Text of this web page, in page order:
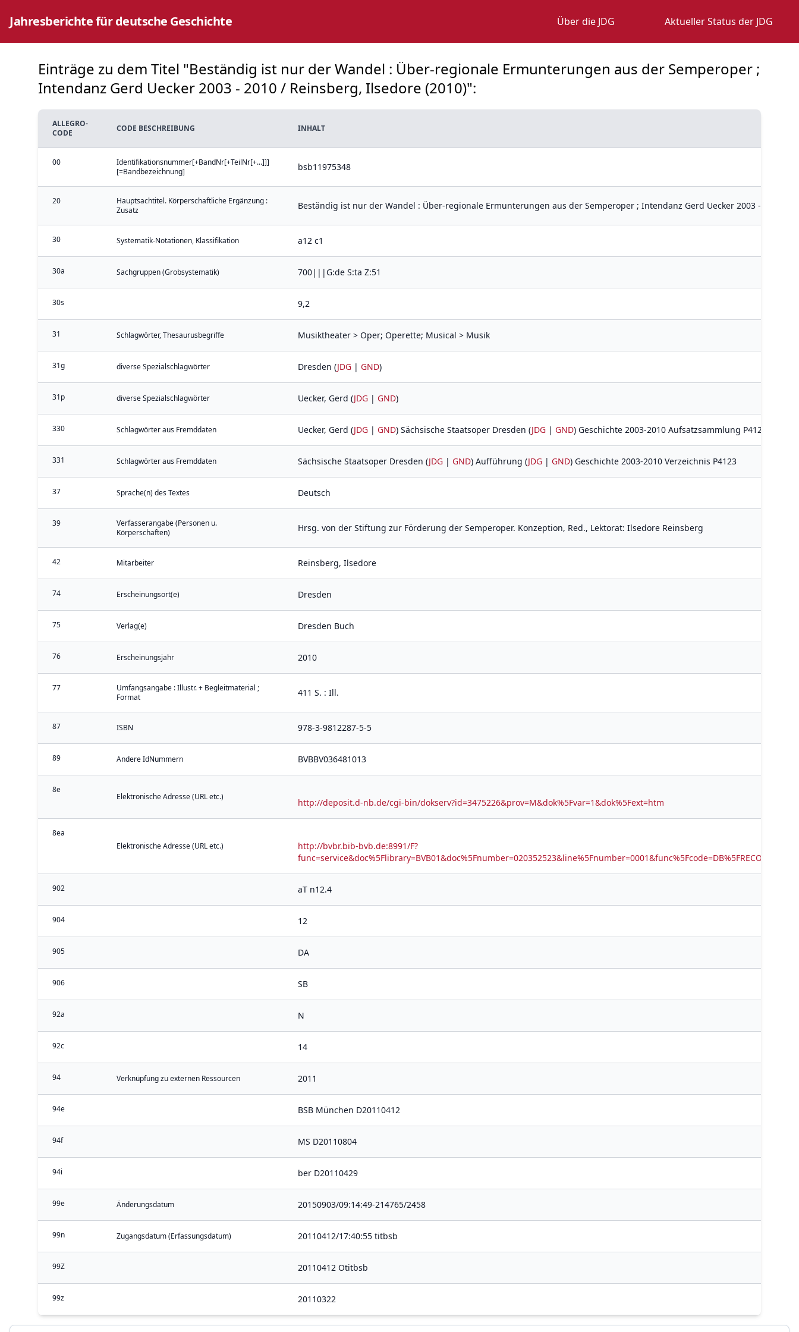
Jahresberichte für deutsche Geschichte Über die JDG Aktueller Status der JDG
Einträge zu dem Titel "Beständig ist nur der Wandel : Über-regionale Ermunterungen aus der Semperoper ;
Intendanz Gerd Uecker 2003 - 2010 / Reinsberg, Ilsedore (2010)":
ALLEGRO-
CODE
CODE BESCHREIBUNG INHALT
00
Identifikationsnummer[+BandNr[+TeilNr[+...]]]
[=Bandbezeichnung]
bsb11975348
20
Hauptsachtitel. Körperschaftliche Ergänzung :
Zusatz
Beständig ist nur der Wandel : Über-regionale Ermunterungen aus der Semperoper ; Intendanz Gerd Uecker 2003 - 2010
30 Systematik-Notationen, Klassifikation a12 c1
30a Sachgruppen (Grobsystematik) 700|||G:de S:ta Z:51
30s 9,2
31 Schlagwörter, Thesaurusbegriffe Musiktheater > Oper; Operette; Musical > Musik
31g diverse Spezialschlagwörter Dresden (JDG | GND)
31p diverse Spezialschlagwörter Uecker, Gerd (JDG | GND)
330 Schlagwörter aus Fremddaten Uecker, Gerd (JDG | GND) Sächsische Staatsoper Dresden (JDG | GND) Geschichte 2003-2010 Aufsatzsammlung P4123
331 Schlagwörter aus Fremddaten Sächsische Staatsoper Dresden (JDG | GND) Aufführung (JDG | GND) Geschichte 2003-2010 Verzeichnis P4123
37 Sprache(n) des Textes Deutsch
39
Verfasserangabe (Personen u.
Körperschaften)
Hrsg. von der Stiftung zur Förderung der Semperoper. Konzeption, Red., Lektorat: Ilsedore Reinsberg
42 Mitarbeiter Reinsberg, Ilsedore
74 Erscheinungsort(e) Dresden
75 Verlag(e) Dresden Buch
76 Erscheinungsjahr 2010
77
Umfangsangabe : Illustr. + Begleitmaterial ;
Format
411 S. : Ill.
87 ISBN 978-3-9812287-5-5
89 Andere IdNummern BVBBV036481013
8e
Elektronische Adresse (URL etc.)
http://deposit.d-nb.de/cgi-bin/dokserv?id=3475226&prov=M&dok%5Fvar=1&dok%5Fext=htm
8ea
Elektronische Adresse (URL etc.)
http://bvbr.bib-bvb.de:8991/F?
902 aT n12.4
904 12
905 DA
906 SB
92a N
92c 14
94 Verknüpfung zu externen Ressourcen 2011
94e BSB München D20110412
94f MS D20110804
94i ber D20110429
99e Änderungsdatum 20150903/09:14:49-214765/2458
99n Zugangsdatum (Erfassungsdatum) 20110412/17:40:55 titbsb
99Z 20110412 Otitbsb
99z 20110322